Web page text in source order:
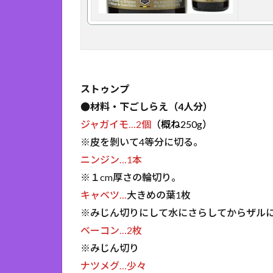
ストゥンプ
●材料・下ごしらえ（4人分）
ジャガイモ…2個 （概ね250g）
※皮を剝いて4等分に切る。
ニンジン…1本
※１cm厚さの輪切り。
キャベツ…大きめの葉1枚
※みじん切りにして水にさらしてからザルに
ベーコン…2枚
※みじん切り
ナツメグ…少々